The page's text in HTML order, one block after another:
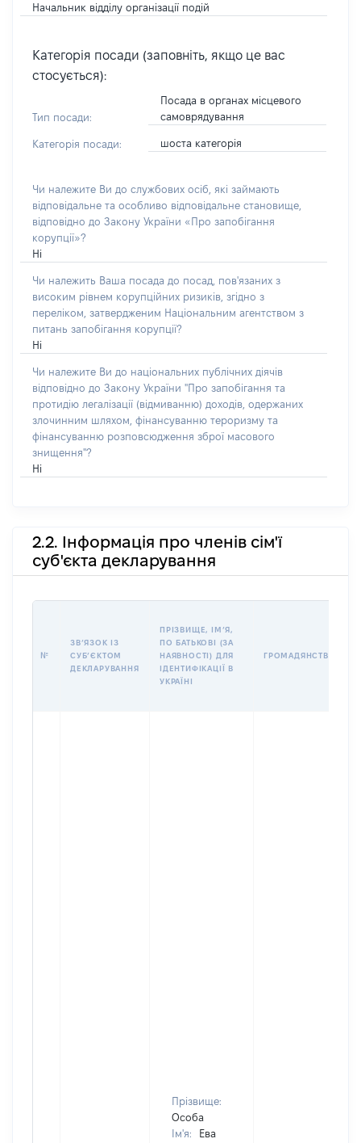
Начальник відділу організації подій
Категорія посади (заповніть, якщо це вас
стосується):
Тип посади:
Посада в органах місцевого
самоврядування
Категорія посади: шоста категорія
Чи належите Ви до службових осіб, які займають
відповідальне та особливо відповідальне становище,
відповідно до Закону України «Про запобігання
корупції»?
Ні
Чи належить Ваша посада до посад, пов'язаних з
високим рівнем корупційних ризиків, згідно з
переліком, затвердженим Національним агентством з
питань запобігання корупції?
Ні
Чи належите Ви до національних публічних діячів
відповідно до Закону України "Про запобігання та
протидію легалізації (відмиванню) доходів, одержаних
злочинним шляхом, фінансуванню тероризму та
фінансуванню розповсюдження зброї масового
знищення"?
Ні
2.2. Інформація про членів сім'ї
суб'єкта декларування
№
ЗВʼЯЗОК ІЗ
СУБʼЄКТОМ
ДЕКЛАРУВАННЯ
ПРІЗВИЩЕ, ІМʼЯ,
ПО БАТЬКОВІ (ЗА
НАЯВНОСТІ) ДЛЯ
ІДЕНТИФІКАЦІЇ В
УКРАЇНІ
ГРОМАДЯНСТВО
Прізвище:
Особа
Ім'я:
Ева